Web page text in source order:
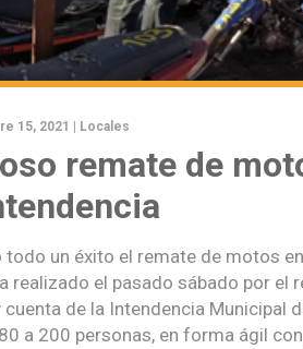
15, 2021 | Locales
remate de
todo un éxito el remate de motos
realizado el pasado sábado por el
cuenta de la Intendencia Municipal
a 200 personas, en forma ágil